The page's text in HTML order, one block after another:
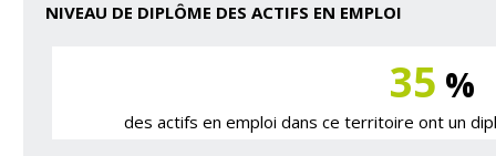
NIVEAU DE DIPLÔME DES ACTIFS EN EMPLOI
35 %
des actifs en emploi dans ce territoire ont un